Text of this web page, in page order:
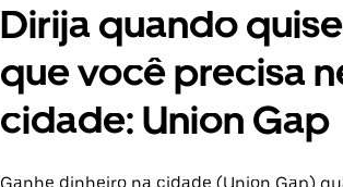
Dirija quando
que você precisa
cidade: Union Gap